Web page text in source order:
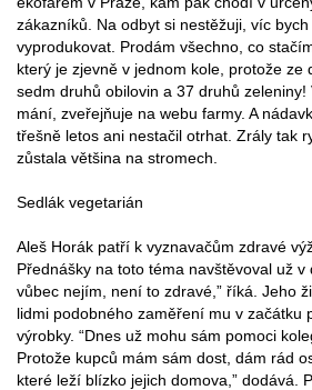
zákazníků. Na odbyt si nestěžuji, víc
vyprodukovat. Prodám všechno, co
který je zjevně v jednom kole, protože ze
sedm druhů obilovin a 37 druhů zeleniny!
mání, zveřejňuje na webu farmy. A
třešně letos ani nestačil otrhat. Zrály tak
zůstala většina na stromech.
Sedlák vegetarián
Aleš Horák patří k vyznavačům zdravé
Přednášky na toto téma navštěvoval už v
vůbec nejím, není to zdravé,” říká. Jeho
lidmi podobného zaměření mu v začátku
výrobky. “Dnes už mohu sám pomoci
Protože kupců mám sám dost, dám rád
které leží blízko jejich domova,” dodává.